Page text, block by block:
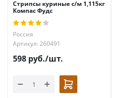
Стрипсы куриные с/м 1,115кг
Компас Фудс
Россия
Артикул: 260491
598 руб./шт.